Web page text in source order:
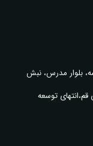
شهریار، فاز 1 اندیشه، بلوار مدرس، نبش
توسعه